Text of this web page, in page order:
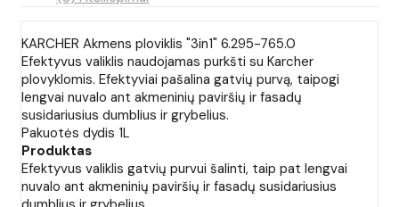
KARCHER Akmens ploviklis "3in1" 6.295-765.0
Efektyvus valiklis naudojamas purkšti su Karcher
plovyklomis. Efektyviai pašalina gatvių purvą, taipogi
lengvai nuvalo ant akmeninių paviršių ir fasadų
susidariusius dumblius ir grybelius.
Pakuotės dydis 1L
Produktas
Efektyvus valiklis gatvių purvui šalinti, taip pat lengvai
nuvalo ant akmeninių paviršių ir fasadų susidariusius